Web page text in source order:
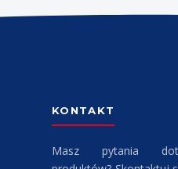
KONTAKT
Masz pytania